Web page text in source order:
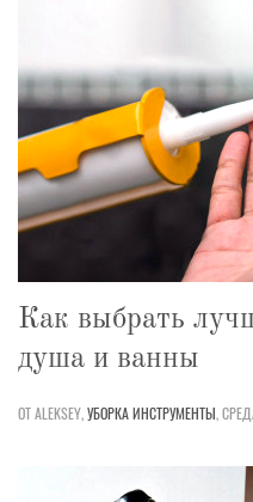
Как выбрать
душа и ванны
ОТ ALEKSEY,УБОРКАИНСТРУМЕНТЫ,